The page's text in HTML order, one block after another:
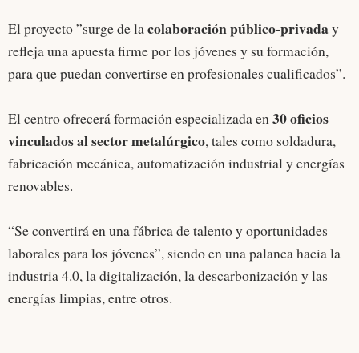
El proyecto ”surge de lacolaboración público-privaday
refleja una apuesta firme por los jóvenes y su formación,
para que puedan convertirse en profesionales cualificados”.
El centro ofrecerá formación especializada en30 oficios
vinculados al sector metalúrgico, tales como soldadura,
fabricación mecánica, automatización industrial y energías
renovables.
“Se convertirá en una fábrica de talento y oportunidades
laborales para los jóvenes”, siendo en una palanca hacia la
industria 4.0, la digitalización, la descarbonización y las
energías limpias, entre otros.